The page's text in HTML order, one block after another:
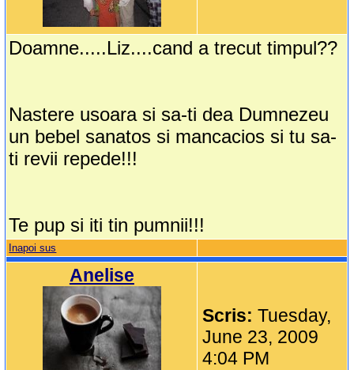
Doamne.....Liz....cand a trecut timpul??
Nastere usoara si sa-ti dea Dumnezeu
un bebel sanatos si mancacios si tu sa-
ti revii repede!!!
Te pup si iti tin pumnii!!!
Inapoi sus
Anelise
Scris:Tuesday,
June 23, 2009
4:04 PM